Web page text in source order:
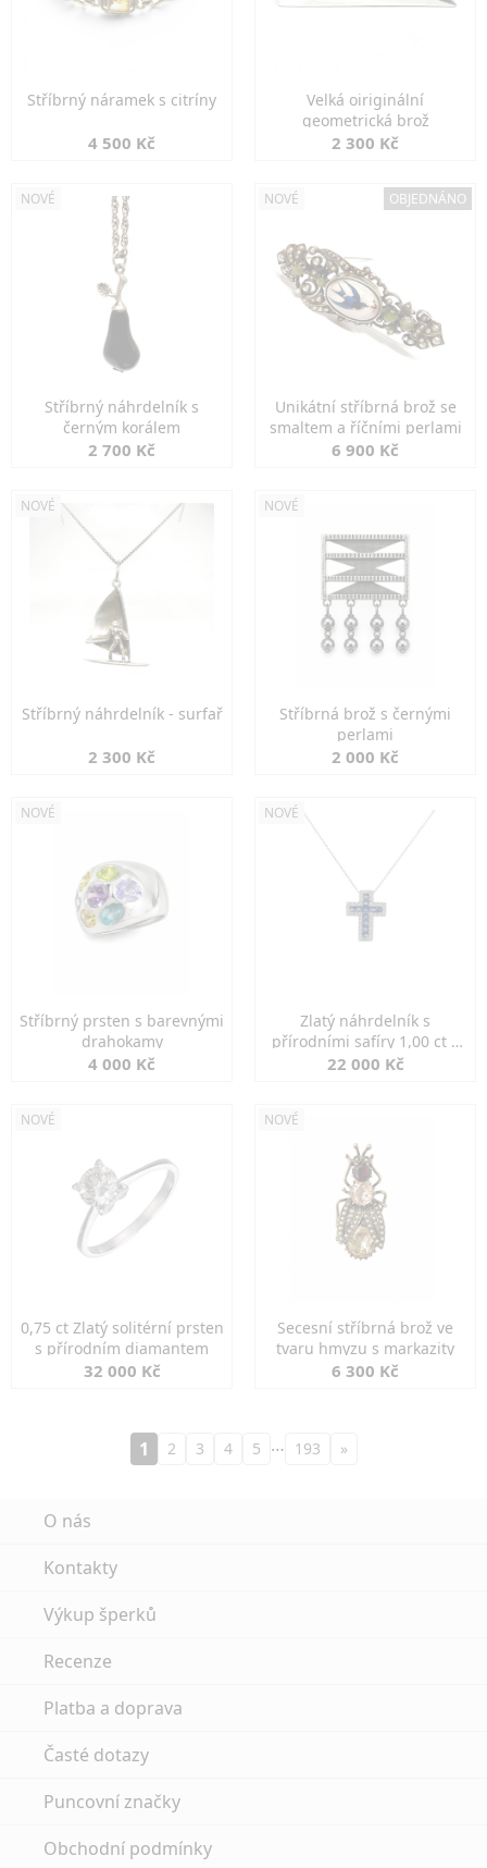
Stříbrný náramek s citríny
4 500 Kč
Velká oiriginální
geometrická brož
2 300 Kč
NOVÉ
Stříbrný náhrdelník s
černým korálem
2 700 Kč
NOVÉ OBJEDNÁNO
Unikátní stříbrná brož se
smaltem a říčními perlami
6 900 Kč
NOVÉ
Stříbrný náhrdelník - surfař
2 300 Kč
NOVÉ
Stříbrná brož s černými
perlami
2 000 Kč
NOVÉ
Stříbrný prsten s barevnými
drahokamy
4 000 Kč
NOVÉ
Zlatý náhrdelník s
přírodními safíry 1,00 ct a
diamanty
22 000 Kč
NOVÉ
0,75 ct Zlatý solitérní prsten
s přírodním diamantem
32 000 Kč
NOVÉ
Secesní stříbrná brož ve
tvaru hmyzu s markazity
6 300 Kč
1 2 3 4 5 … 193 »
O nás
Kontakty
Výkup šperků
Recenze
Platba a doprava
Časté dotazy
Puncovní značky
Obchodní podmínky